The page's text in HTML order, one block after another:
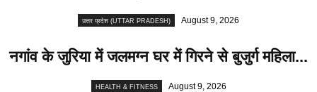
उत्तर प्रदेश (UTTAR PRADESH) August 9, 2026
नगांव के जुरिया में जलमग्न घर में गिरने से बुजुर्ग महिला...
HEALTH & FITNESS August 9, 2026